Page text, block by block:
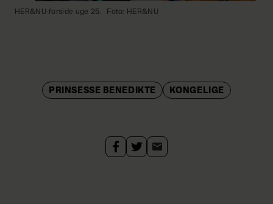
HER&NU-forside uge 25. Foto: HER&NU
PRINSESSE BENEDIKTE KONGELIGE